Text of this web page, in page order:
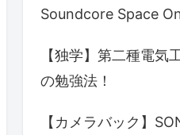
Soundcore Space
【独学】第二種電気
の勉強法！
【カメラバック】